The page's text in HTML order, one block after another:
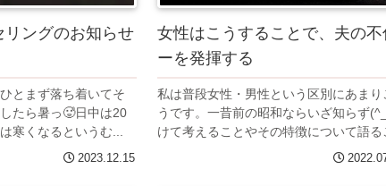
リングのお知らせ
とまず落ち着いてそ
たら暑っ🥵日中は20
寒くなるというむ...
2023.12.15
女性はこうすることで、夫の
ーを発揮する
私は普段女性・男性という区別にあまり
うです。一昔前の昭和ならいざ知らず
けて考えることやその特徴について語る